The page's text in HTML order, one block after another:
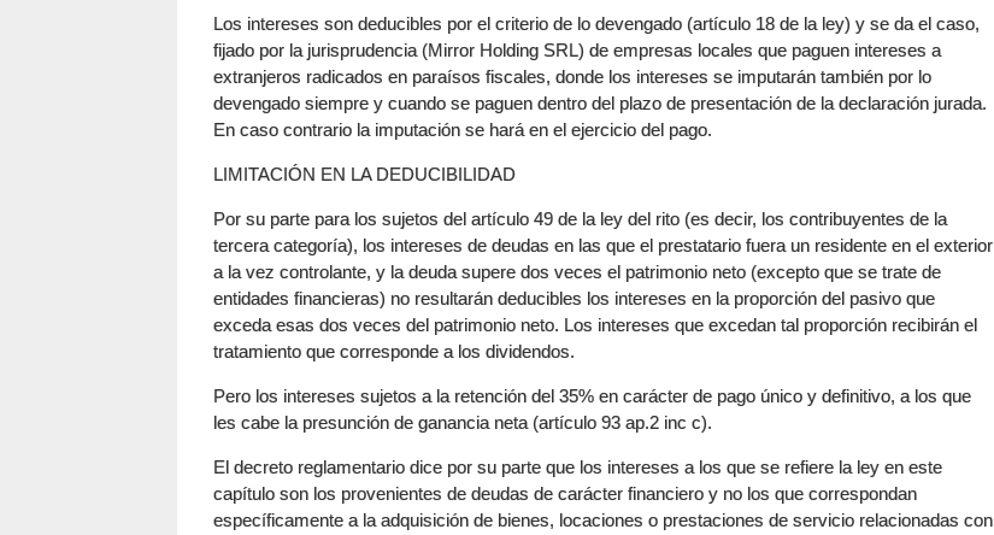
Los intereses son deducibles por el criterio de lo devengado (artículo 18 de la ley) y se da el caso,
fijado por la jurisprudencia (Mirror Holding SRL) de empresas locales que paguen intereses a
extranjeros radicados en paraísos fiscales, donde los intereses se imputarán también por lo
devengado siempre y cuando se paguen dentro del plazo de presentación de la declaración jurada.
En caso contrario la imputación se hará en el ejercicio del pago.
LIMITACIÓN EN LA DEDUCIBILIDAD
Por su parte para los sujetos del artículo 49 de la ley del rito (es decir, los contribuyentes de la
tercera categoría), los intereses de deudas en las que el prestatario fuera un residente en el exterior
a la vez controlante, y la deuda supere dos veces el patrimonio neto (excepto que se trate de
entidades financieras) no resultarán deducibles los intereses en la proporción del pasivo que
exceda esas dos veces del patrimonio neto. Los intereses que excedan tal proporción recibirán el
tratamiento que corresponde a los dividendos.
Pero los intereses sujetos a la retención del 35% en carácter de pago único y definitivo, a los que
les cabe la presunción de ganancia neta (artículo 93 ap.2 inc c).
El decreto reglamentario dice por su parte que los intereses a los que se refiere la ley en este
capítulo son los provenientes de deudas de carácter financiero y no los que correspondan
específicamente a la adquisición de bienes, locaciones o prestaciones de servicio relacionadas con